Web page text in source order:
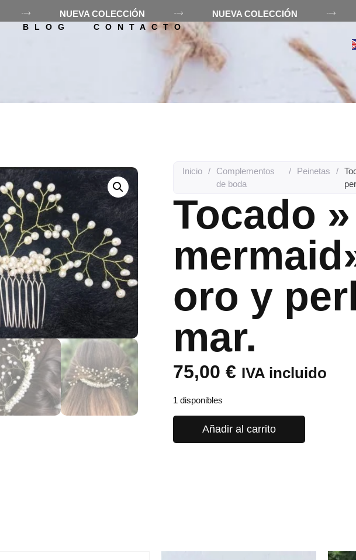
NUEVA COLECCIÓN NUEVA COLECCIÓN
EVES LOLÓ TIENDA
ALQUILER
BLOG
CONTACTO
Inicio /
Complementos
de boda
/ Peinetas /
Tocado
oro y
mar.
75,00€ IVA incluido
1 disponibles
Añadir al carrito